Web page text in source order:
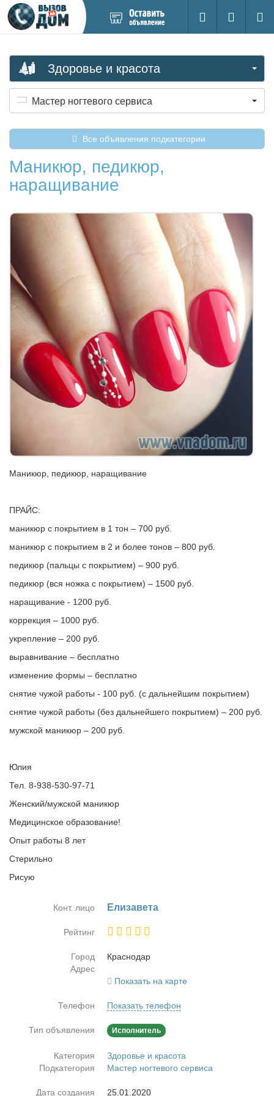
новое
Поиск
Вход на
Здоровье и красота
Мастер ногтевого сервиса
Все объявления подкатегории
Маникюр, педикюр,
наращивание
Маникюр, педикюр, наращивание
ПРАЙС:
маникюр с покрытием в 1 тон – 700 руб.
маникюр с покрытием в 2 и более тонов – 800 руб.
педикюр (пальцы с покрытием) – 900 руб.
педикюр (вся ножка с покрытием) – 1500 руб.
наращивание - 1200 руб.
коррекция – 1000 руб.
укрепление – 200 руб.
выравнивание – бесплатно
изменение формы – бесплатно
снятие чужой работы - 100 руб. (с дальнейшим покрытием)
снятие чужой работы (без дальнейшего покрытием) – 200 руб.
мужской маникюр – 200 руб.
Юлия
Тел. 8-938-530-97-71
Женский/мужской маникюр
Медицинское образование!
Опыт работы 8 лет
Стерильно
Рисую
Конт. лицо Ели­за­ве­та
Рейтинг
Город
Крас­но­дар
Адрес
Показать на карте
Телефон Показать телефон
Тип объявления Исполнитель
Категория
Здоровье и красота
Подкатегория
Мастер ногтевого сервиса
Дата создания 25.01.2020